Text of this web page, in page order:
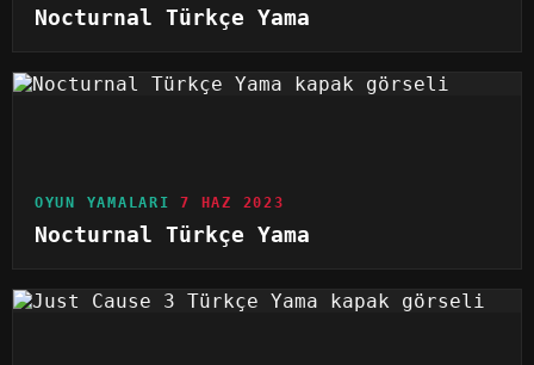
Nocturnal Türkçe Yama
OYUN YAMALARI 7 HAZ 2023
Nocturnal Türkçe Yama